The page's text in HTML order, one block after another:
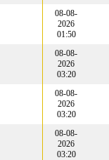
08-08-
2026
01:50
08-08-
2026
03:20
08-08-
2026
03:20
08-08-
2026
03:20